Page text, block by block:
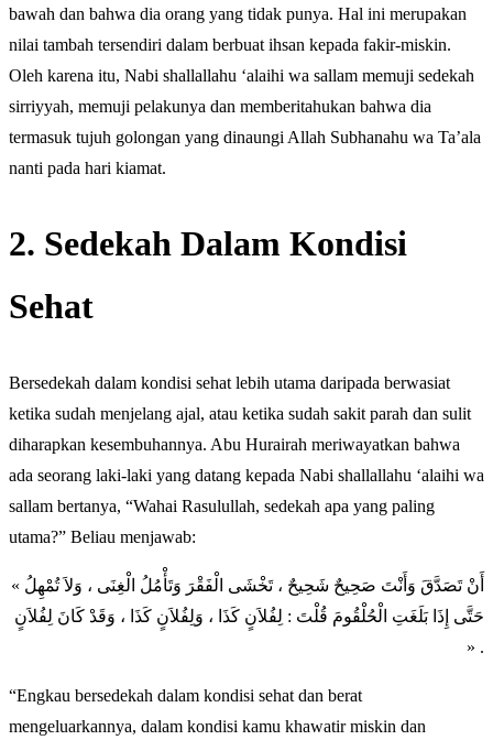
bawah dan bahwa dia orang yang tidak punya. Hal ini merupakan
nilai tambah tersendiri dalam berbuat ihsan kepada fakir-miskin.
Oleh karena itu, Nabi shallallahu ‘alaihi wa sallam memuji sedekah
sirriyyah, memuji pelakunya dan memberitahukan bahwa dia
termasuk tujuh golongan yang dinaungi Allah Subhanahu wa Ta’ala
nanti pada hari kiamat.
2. Sedekah Dalam Kondisi
Sehat
Bersedekah dalam kondisi sehat lebih utama daripada berwasiat
ketika sudah menjelang ajal, atau ketika sudah sakit parah dan sulit
diharapkan kesembuhannya. Abu Hurairah meriwayatkan bahwa
ada seorang laki-laki yang datang kepada Nabi shallallahu ‘alaihi wa
sallam bertanya, “Wahai Rasulullah, sedekah apa yang paling
utama?” Beliau menjawab:
« أَنْ تَصَدَّقَ وَأَنْتَ صَحِيحٌ شَحِيحٌ ، تَخْشَى الْفَقْرَ وَتَأْمُلُ الْغِنَى ، وَلاَ تُمْهِلُ
حَتَّى إِذَا بَلَغَتِ الْحُلْقُومَ قُلْتَ : لِفُلاَنٍ كَذَا ، وَلِفُلاَنٍ كَذَا ، وَقَدْ كَانَ لِفُلاَنٍ
» .
“Engkau bersedekah dalam kondisi sehat dan berat
mengeluarkannya, dalam kondisi kamu khawatir miskin dan